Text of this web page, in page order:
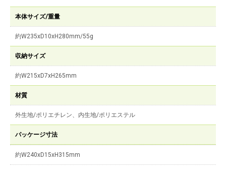
本体サイズ/重量
約W235xD10xH280mm/55g
収納サイズ
約W215xD7xH265mm
材質
外生地/ポリエチレン、内生地/ポリエステル
パッケージ寸法
約W240xD15xH315mm